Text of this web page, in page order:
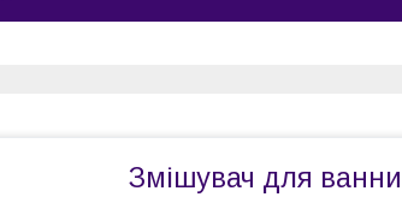
Змішувач для